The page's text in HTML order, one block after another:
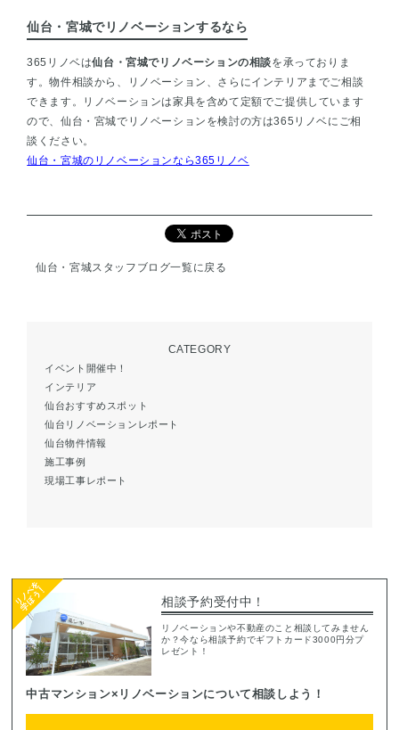
仙台・宮城でリノベーションするなら
365リノベは仙台・宮城でリノベーションの相談を承っておりま
す。物件相談から、リノベーション、さらにインテリアまでご相談
できます。リノベーションは家具を含めて定額でご提供しています
ので、仙台・宮城でリノベーションを検討の方は365リノベにご相
談ください。
仙台・宮城のリノベーションなら365リノベ
仙台・宮城スタッフブログ一覧に戻る
CATEGORY
イベント開催中！
インテリア
仙台おすすめスポット
仙台リノベーションレポート
仙台物件情報
施工事例
現場工事レポート
相談予約受付中！
リノベーションや不動産のこと相談してみません
か？今なら相談予約でギフトカード3000円分プ
レゼント！
中古マンション×リノベーションについて相談しよう！